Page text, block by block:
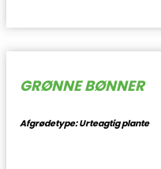
GRØNNE BØNNER
Afgrødetype: Urteagtig plante